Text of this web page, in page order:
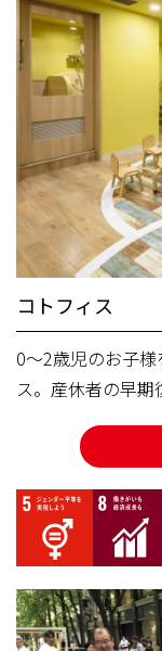
コトフィス
0～2歳児のお子
ス。産休者の早期